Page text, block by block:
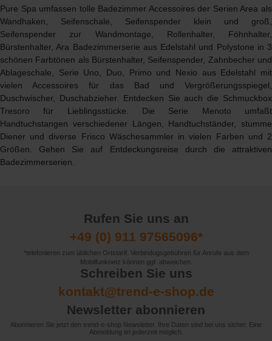
Pure Spa umfassen tolle Badezimmer Accessoires der Serien Area als
Wandhaken, Seifenschale, Seifenspender klein und groß,
Seifenspender zur Wandmontage, Rollenhalter, Föhnhalter,
Bürstenhalter, Ara Badezimmerserie aus Edelstahl und Polystone in 3
schönen Farbtönen als Bürstenhalter, Seifenspender, Zahnbecher und
Ablageschale, Serie Uno, Duo, Primo und Nexio aus Edelstahl mit
vielen Accessoires für das Bad und Vergrößerungsspiegel,
Duschwischer, Duschabzieher. Entdecken Sie auch die Schmuckbox
Tresoro für Lieblingsstücke. Die Serie Menoto umfaßt
Handtuchstangen verschiedener Längen, Handtuchständer, stumme
Diener und diverse Frisco Wäschesammler in vielen Farben und 2
Größen. Gehen Sie auf Entdeckungsreise durch die attraktiven
Badezimmerserien.
Rufen Sie uns an
+49 (0) 911 97565096*
*telefonieren zum üblichen Ortstarif. Verbindugsgebühren für Anrufe aus dem
Mobilfunknetz können ggf. abweichen.
Schreiben Sie uns
kontakt@trend-e-shop.de
Newsletter abonnieren
Abonnieren Sie jetzt den trend-e-shop Newsletter. Ihre Daten sind bei uns sicher. Eine
Abmeldung ist jederzeit möglich.